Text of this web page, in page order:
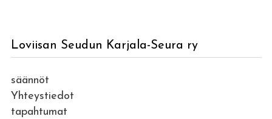
Loviisan Seudun Karjala-Seura ry
säännöt
Yhteystiedot
tapahtumat